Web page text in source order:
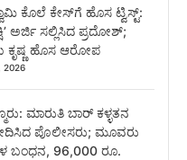
ಕೊಲೆ ಕೇಸ್‌ಗೆ ಹೊಸ ಟ್ವಿಸ್ಟ್:
ಅರ್ಜಿ ಸಲ್ಲಿಸಿದ ಪ್ರದೋಶ್;
ಹೊಸ ಆರೋಪ
2026
ಮಾರುತಿ ಬಾರ್ ಕಳ್ಳತನ
ಪೊಲೀಸರು; ಮೂವರು
ಬಂಧನ, 96,000 ರೂ.